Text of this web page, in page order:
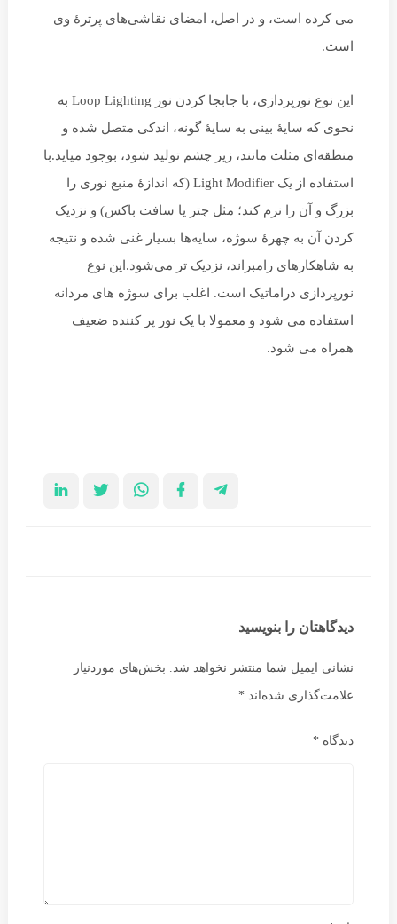
می کرده است، و در اصل، امضای نقاشی‌های پرترهٔ وی
است.
این نوع نورپردازی، با جابجا کردن نور Loop Lighting به
نحوی که سایهٔ بینی به سایهٔ گونه، اندکی متصل شده و
منطقه‌ای مثلث مانند، زیر چشم تولید شود، بوجود میاید.با
استفاده از یک Light Modifier (که اندازهٔ منبع نوری را
بزرگ و آن را نرم کند؛ مثل چتر یا سافت باکس) و نزدیک
کردن آن به چهرهٔ سوژه، سایه‌ها بسیار غنی شده و نتیجه
به شاهکارهای رامبراند، نزدیک تر می‌شود.این نوع
نورپردازی دراماتیک است. اغلب برای سوژه های مردانه
استفاده می شود و معمولا با یک نور پر کننده ضعیف
همراه می شود.
دیدگاهتان را بنویسید
نشانی ایمیل شما منتشر نخواهد شد. بخش‌های موردنیاز
علامت‌گذاری شده‌اند *
دیدگاه *